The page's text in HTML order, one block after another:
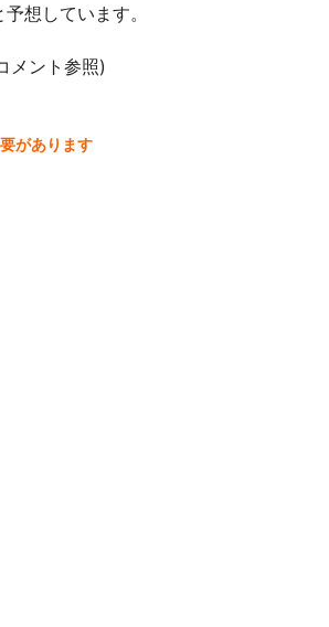
想しています。
メント参照)
があります